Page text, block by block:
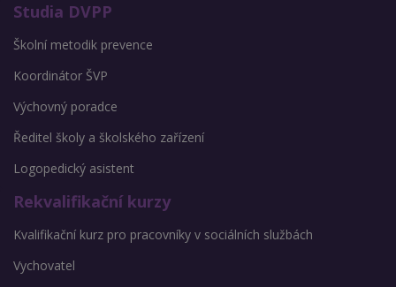
Studia DVPP
Školní metodik prevence
Koordinátor ŠVP
Výchovný poradce
Ředitel školy a školského zařízení
Logopedický asistent
Rekvalifikační kurzy
Kvalifikační kurz pro pracovníky v sociálních službách
Vychovatel